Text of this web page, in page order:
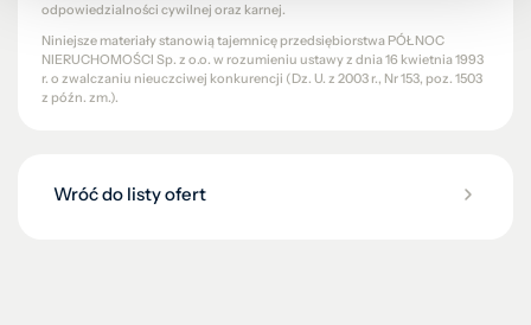
odpowiedzialności cywilnej oraz karnej.
Niniejsze materiały stanowią tajemnicę przedsiębiorstwa PÓŁNOC
NIERUCHOMOŚCI Sp. z o.o. w rozumieniu ustawy z dnia 16 kwietnia 1993
r. o zwalczaniu nieuczciwej konkurencji (Dz. U. z 2003 r., Nr 153, poz. 1503
z późn. zm.).
Wróć do listy ofert